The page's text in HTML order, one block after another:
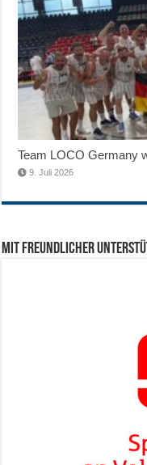
Team LOCO Germany
9. Juli 2026
Mit freundlicher